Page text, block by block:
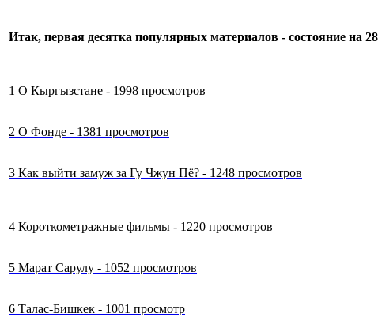
Итак, первая десятка популярных материалов - состояние на
1 О Кыргызстане - 1998 просмотров
2 О Фонде - 1381 просмотров
3 Как выйти замуж за Гу Чжун Пё? - 1248 просмотров
4 Короткометражные фильмы - 1220 просмотров
5 Марат Сарулу - 1052 просмотров
6 Талас-Бишкек - 1001 просмотр